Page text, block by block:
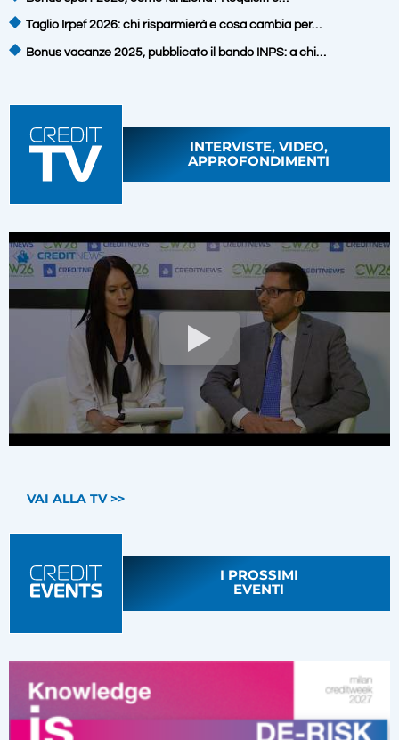
Taglio Irpef 2026: chi risparmierà e cosa cambia per…
Bonus vacanze 2025, pubblicato il bando INPS: a chi…
INTERVISTE, VIDEO,
APPROFONDIMENTI
VAI ALLA TV >>
I PROSSIMI
EVENTI